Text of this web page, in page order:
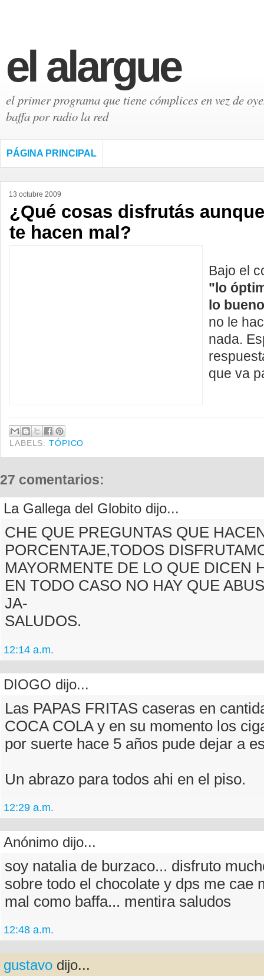
el alargue
el primer programa que tiene cómplices en vez de
baffa por radio la red
PÁGINA PRINCIPAL
13 octubre 2009
¿Qué cosas disfrutás
te hacen mal?
Bajo el
"lo
lo
no le
nada.
que va
LABELS:TÓPICO
27 comentarios:
La Gallega del Globito dijo...
CHE QUE PREGUNTAS QUE
PORCENTAJE,TODOS
MAYORMENTE DE LO QUE DICEN
EN TODO CASO NO HAY QUE
JA-
SALUDOS.
12:14 a.m.
DIOGO dijo...
Las PAPAS FRITAS caseras en
COCA COLA y en su momento los
por suerte hace 5 años pude dejar a
Un abrazo para todos ahi en el piso.
12:29 a.m.
Anónimo dijo...
soy natalia de burzaco... disfruto
sobre todo el chocolate y dps me cae
mal como baffa... mentira saludos
12:48 a.m.
gustavo dijo...